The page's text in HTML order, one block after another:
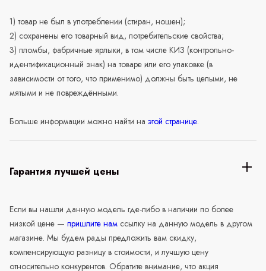
1) товар не был в употреблении (стиран, ношен);
2) сохранены его товарный вид, потребительские свойства;
3) пломбы, фабричные ярлыки, в том числе КИЗ (контрольно-
идентификационный знак) на товаре или его упаковке (в
зависимости от того, что применимо) должны быть целыми, не
мятыми и не повреждёнными.
Больше информации можно найти на этой странице.
Гарантия лучшей цены
Если вы нашли данную модель где-либо в наличии по более
низкой цене — пришлите нам ссылку на данную модель в другом
магазине. Мы будем рады предложить вам скидку,
компенсирующую разницу в стоимости, и лучшую цену
относительно конкурентов. Обратите внимание, что акция